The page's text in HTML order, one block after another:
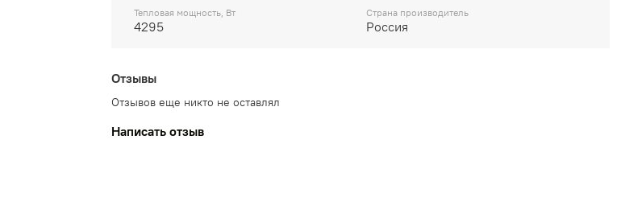
Тепловая мощность, Вт
4295
Страна производитель
Россия
Отзывы
Отзывов еще никто не оставлял
Написать отзыв